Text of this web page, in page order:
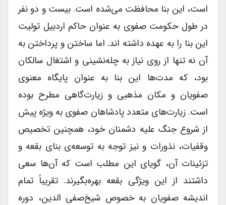
است، این بنا محافظت می‌شده است. بیست و دو نفر
در طول حکومت صفوی به عنوان حاکم اردبیل تولیت
این بنا را به عهده داشته اند. اما ساختن و پرداختن به
آن نه تنها از روی نیاز به چله‌نشینی و اشتغال سالکان
بود، که مدت‌ها این بنا به عنوان پایگاه معنوی
صفویان و مکان مذهبی و زیارت‌گاهی مطرح بوده
است. زیارت‌های متعدد پادشاهان صفوی به ویژه پیش
از شروع جنگ علیه دشمنان خود، همچنین تخصیص
وقفیات، نذورات و نیز توجه به توسعه‌ی بنای بقعه و
تزئینات آن، گویای این مطلب است که آن‌ها سعی
داشتند از این ویژگی بقعه بهره‌بگیرند. تقریباً تمام
اندیشه صفویان به خصوص شیخ‌صفی الدین، دوره